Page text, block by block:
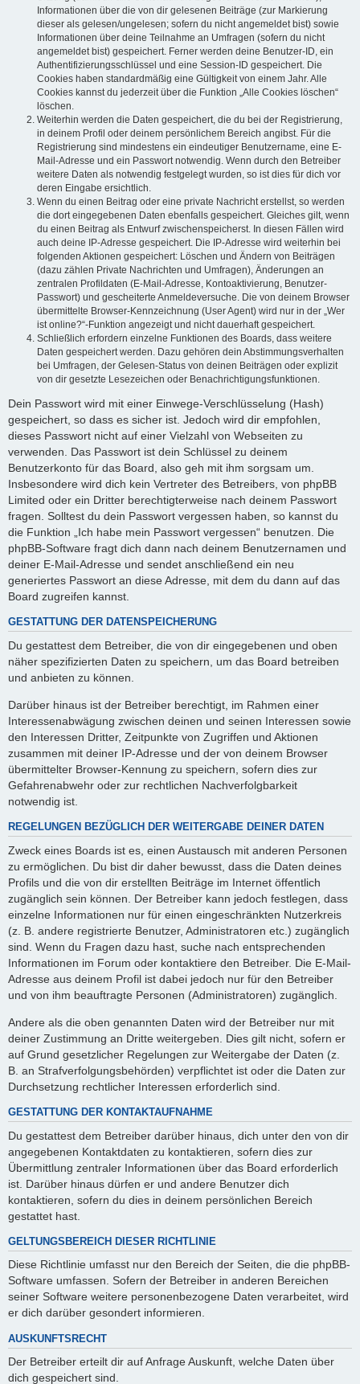
Informationen über die von dir gelesenen Beiträge (zur Markierung
dieser als gelesen/ungelesen; sofern du nicht angemeldet bist) sowie
Informationen über deine Teilnahme an Umfragen (sofern du nicht
angemeldet bist) gespeichert. Ferner werden deine Benutzer-ID, ein
Authentifizierungsschlüssel und eine Session-ID gespeichert. Die
Cookies haben standardmäßig eine Gültigkeit von einem Jahr. Alle
Cookies kannst du jederzeit über die Funktion „Alle Cookies löschen“
löschen.
Weiterhin werden die Daten gespeichert, die du bei der Registrierung,
in deinem Profil oder deinem persönlichem Bereich angibst. Für die
Registrierung sind mindestens ein eindeutiger Benutzername, eine E-
Mail-Adresse und ein Passwort notwendig. Wenn durch den Betreiber
weitere Daten als notwendig festgelegt wurden, so ist dies für dich vor
deren Eingabe ersichtlich.
Wenn du einen Beitrag oder eine private Nachricht erstellst, so werden
die dort eingegebenen Daten ebenfalls gespeichert. Gleiches gilt, wenn
du einen Beitrag als Entwurf zwischenspeicherst. In diesen Fällen wird
auch deine IP-Adresse gespeichert. Die IP-Adresse wird weiterhin bei
folgenden Aktionen gespeichert: Löschen und Ändern von Beiträgen
(dazu zählen Private Nachrichten und Umfragen), Änderungen an
zentralen Profildaten (E-Mail-Adresse, Kontoaktivierung, Benutzer-
Passwort) und gescheiterte Anmeldeversuche. Die von deinem Browser
übermittelte Browser-Kennzeichnung (User Agent) wird nur in der „Wer
ist online?“-Funktion angezeigt und nicht dauerhaft gespeichert.
Schließlich erfordern einzelne Funktionen des Boards, dass weitere
Daten gespeichert werden. Dazu gehören dein Abstimmungsverhalten
bei Umfragen, der Gelesen-Status von deinen Beiträgen oder explizit
von dir gesetzte Lesezeichen oder Benachrichtigungsfunktionen.
Dein Passwort wird mit einer Einwege-Verschlüsselung (Hash)
gespeichert, so dass es sicher ist. Jedoch wird dir empfohlen,
dieses Passwort nicht auf einer Vielzahl von Webseiten zu
verwenden. Das Passwort ist dein Schlüssel zu deinem
Benutzerkonto für das Board, also geh mit ihm sorgsam um.
Insbesondere wird dich kein Vertreter des Betreibers, von phpBB
Limited oder ein Dritter berechtigterweise nach deinem Passwort
fragen. Solltest du dein Passwort vergessen haben, so kannst du
die Funktion „Ich habe mein Passwort vergessen“ benutzen. Die
phpBB-Software fragt dich dann nach deinem Benutzernamen und
deiner E-Mail-Adresse und sendet anschließend ein neu
generiertes Passwort an diese Adresse, mit dem du dann auf das
Board zugreifen kannst.
GESTATTUNG DER DATENSPEICHERUNG
Du gestattest dem Betreiber, die von dir eingegebenen und oben
näher spezifizierten Daten zu speichern, um das Board betreiben
und anbieten zu können.
Darüber hinaus ist der Betreiber berechtigt, im Rahmen einer
Interessenabwägung zwischen deinen und seinen Interessen sowie
den Interessen Dritter, Zeitpunkte von Zugriffen und Aktionen
zusammen mit deiner IP-Adresse und der von deinem Browser
übermittelter Browser-Kennung zu speichern, sofern dies zur
Gefahrenabwehr oder zur rechtlichen Nachverfolgbarkeit
notwendig ist.
REGELUNGEN BEZÜGLICH DER WEITERGABE DEINER DATEN
Zweck eines Boards ist es, einen Austausch mit anderen Personen
zu ermöglichen. Du bist dir daher bewusst, dass die Daten deines
Profils und die von dir erstellten Beiträge im Internet öffentlich
zugänglich sein können. Der Betreiber kann jedoch festlegen, dass
einzelne Informationen nur für einen eingeschränkten Nutzerkreis
(z. B. andere registrierte Benutzer, Administratoren etc.) zugänglich
sind. Wenn du Fragen dazu hast, suche nach entsprechenden
Informationen im Forum oder kontaktiere den Betreiber. Die E-Mail-
Adresse aus deinem Profil ist dabei jedoch nur für den Betreiber
und von ihm beauftragte Personen (Administratoren) zugänglich.
Andere als die oben genannten Daten wird der Betreiber nur mit
deiner Zustimmung an Dritte weitergeben. Dies gilt nicht, sofern er
auf Grund gesetzlicher Regelungen zur Weitergabe der Daten (z.
B. an Strafverfolgungsbehörden) verpflichtet ist oder die Daten zur
Durchsetzung rechtlicher Interessen erforderlich sind.
GESTATTUNG DER KONTAKTAUFNAHME
Du gestattest dem Betreiber darüber hinaus, dich unter den von dir
angegebenen Kontaktdaten zu kontaktieren, sofern dies zur
Übermittlung zentraler Informationen über das Board erforderlich
ist. Darüber hinaus dürfen er und andere Benutzer dich
kontaktieren, sofern du dies in deinem persönlichen Bereich
gestattet hast.
GELTUNGSBEREICH DIESER RICHTLINIE
Diese Richtlinie umfasst nur den Bereich der Seiten, die die phpBB-
Software umfassen. Sofern der Betreiber in anderen Bereichen
seiner Software weitere personenbezogene Daten verarbeitet, wird
er dich darüber gesondert informieren.
AUSKUNFTSRECHT
Der Betreiber erteilt dir auf Anfrage Auskunft, welche Daten über
dich gespeichert sind.